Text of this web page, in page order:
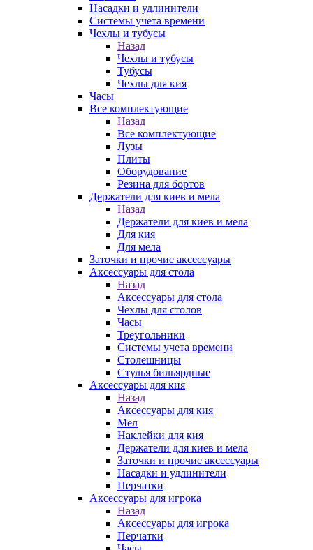
Насадки и удлинители
Системы учета времени
Чехлы и тубусы
Назад
Чехлы и тубусы
Тубусы
Чехлы для кия
Часы
Все комплектующие
Назад
Все комплектующие
Лузы
Плиты
Оборудование
Резина для бортов
Держатели для киев и мела
Назад
Держатели для киев и мела
Для кия
Для мела
Заточки и прочие аксессуары
Аксессуары для стола
Назад
Аксессуары для стола
Чехлы для столов
Часы
Треугольники
Системы учета времени
Столешницы
Стулья бильярдные
Аксессуары для кия
Назад
Аксессуары для кия
Мел
Наклейки для кия
Держатели для киев и мела
Заточки и прочие аксессуары
Насадки и удлинители
Перчатки
Аксессуары для игрока
Назад
Аксессуары для игрока
Перчатки